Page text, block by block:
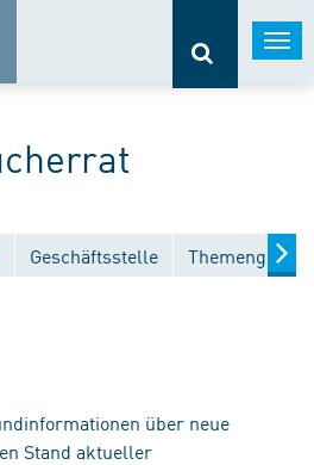
Geschäftsstelle
über neue
Stand aktueller